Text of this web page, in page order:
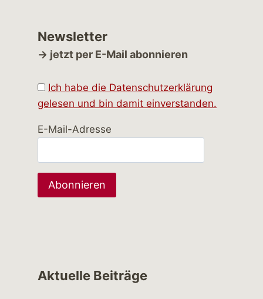
Newsletter
→ jetzt per E-Mail abonnieren
Ich habe die Datenschutzerklärung
gelesen und bin damit einverstanden.
E-Mail-Adresse
Aktuelle Beiträge